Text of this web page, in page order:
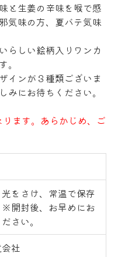
と生姜の辛味を喉で感
気味の方、夏バテ気味
らしい絵柄入りワンカ
インが３種類ございま
みにお待ちください。
ます。あらかじめ、ご
をさけ、常温で保存
※開封後、お早めにお
さい。
社